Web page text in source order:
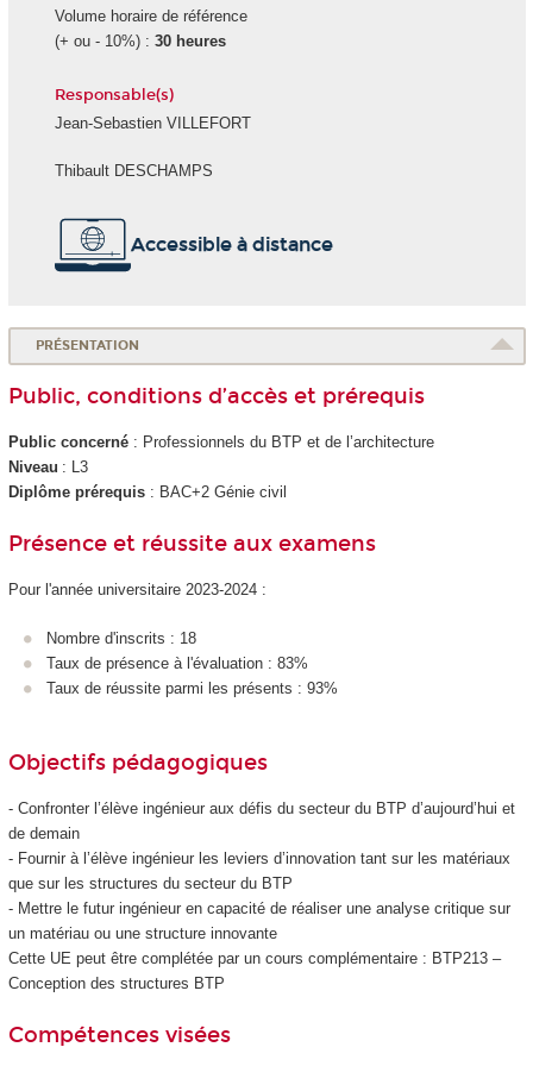
Volume horaire de référence
(+ ou - 10%) : 30 heures
Responsable(s)
Jean-Sebastien VILLEFORT
Thibault DESCHAMPS
Accessible à distance
PRÉSENTATION
Public, conditions d’accès et prérequis
Public concerné : Professionnels du BTP et de l’architecture
Niveau : L3
Diplôme prérequis : BAC+2 Génie civil
Présence et réussite aux examens
Pour l'année universitaire 2023-2024 :
Nombre d'inscrits : 18
Taux de présence à l'évaluation : 83%
Taux de réussite parmi les présents : 93%
Objectifs pédagogiques
- Confronter l’élève ingénieur aux défis du secteur du BTP d’aujourd’hui et
de demain
- Fournir à l’élève ingénieur les leviers d’innovation tant sur les matériaux
que sur les structures du secteur du BTP
- Mettre le futur ingénieur en capacité de réaliser une analyse critique sur
un matériau ou une structure innovante
Cette UE peut être complétée par un cours complémentaire : BTP213 –
Conception des structures BTP
Compétences visées